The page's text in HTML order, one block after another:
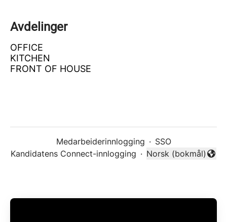
Avdelinger
OFFICE
KITCHEN
FRONT OF HOUSE
Medarbeiderinnlogging · SSO
Kandidatens Connect-innlogging ·
Endre språk
Norsk (bokmål)